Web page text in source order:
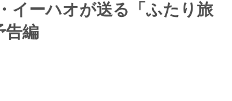
イーハオが送る「ふたり旅
告編